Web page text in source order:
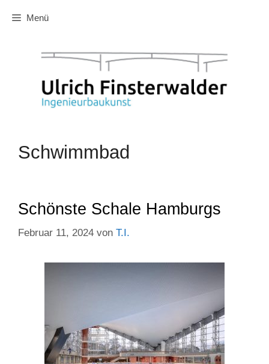
Inhalt Menü
Schwimmbad
Schönste Schale Hamburgs
Februar 11, 2024 von T.I.